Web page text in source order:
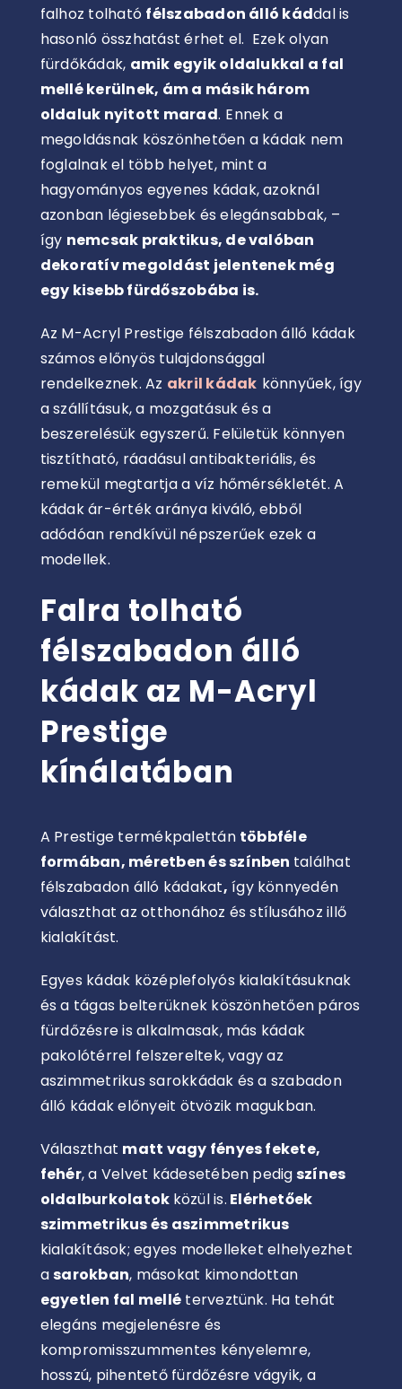
falhoz tolható félszabadon álló káddal is
hasonló összhatást érhet el. Ezek olyan
fürdőkádak, amik egyik oldalukkal a fal
mellé kerülnek, ám a másik három
oldaluk nyitott marad. Ennek a
megoldásnak köszönhetően a kádak nem
foglalnak el több helyet, mint a
hagyományos egyenes kádak, azoknál
azonban légiesebbek és elegánsabbak, –
így nemcsak praktikus, de valóban
dekoratív megoldást jelentenek még
egy kisebb fürdőszobába is.
Az M-Acryl Prestige félszabadon álló kádak
számos előnyös tulajdonsággal
rendelkeznek. Az akril kádak könnyűek, így
a szállításuk, a mozgatásuk és a
beszerelésük egyszerű. Felületük könnyen
tisztítható, ráadásul antibakteriális, és
remekül megtartja a víz hőmérsékletét. A
kádak ár-érték aránya kiváló, ebből
adódóan rendkívül népszerűek ezek a
modellek.
Falra tolható
félszabadon álló
kádak az M-Acryl
Prestige
kínálatában
A Prestige termékpalettán többféle
formában, méretben és színben találhat
félszabadon álló kádakat, így könnyedén
választhat az otthonához és stílusához illő
kialakítást.
Egyes kádak középlefolyós kialakításuknak
és a tágas belterüknek köszönhetően páros
fürdőzésre is alkalmasak, más kádak
pakolótérrel felszereltek, vagy az
aszimmetrikus sarokkádak és a szabadon
álló kádak előnyeit ötvözik magukban.
Választhat matt vagy fényes fekete,
fehér, a Velvet kádesetében pedigszínes
oldalburkolatok közül is. Elérhetőek
szimmetrikus és aszimmetrikus
kialakítások; egyes modelleket elhelyezhet
asarokban, másokat kimondottan
egyetlen fal mellé terveztünk. Ha tehát
elegáns megjelenésre és
kompromisszummentes kényelemre,
hosszú, pihentető fürdőzésre vágyik, a